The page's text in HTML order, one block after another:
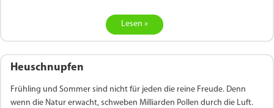
Lesen »
Heuschnupfen
Frühling und Sommer sind nicht für jeden die reine Freude. Denn
wenn die Natur erwacht, schweben Milliarden Pollen durch die Luft.